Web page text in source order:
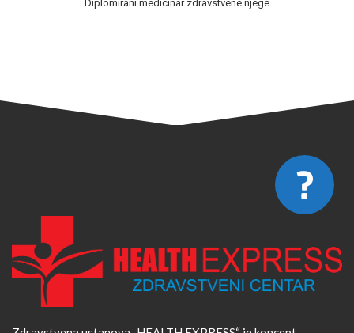
Diplomirani medicinar zdravstvene njege